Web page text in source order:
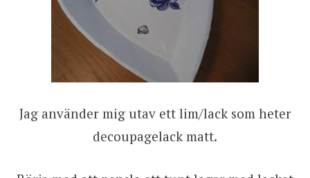
Jag använder mig utav ett lim/lack som heter
decoupagelack matt.